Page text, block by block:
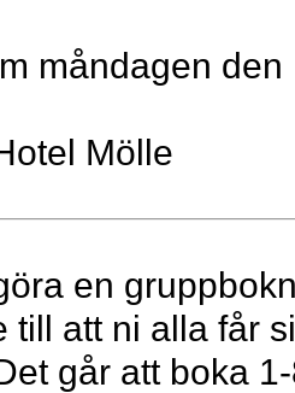
måndagen den
Mölle
en
till att ni alla får
går att boka